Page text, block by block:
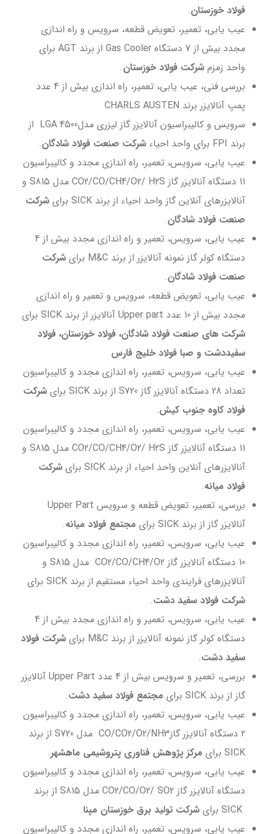
فولاد خوزستان.
عیب یابی، تعمیر، تعویض قطعه، سرویس و راه اندازی
مجدد بیش از 7 دستگاه Gas Cooler از برند AGT برای
واحد زمزم شرکت فولاد خوزستان.
بررسی فنی، عیب یابی، تعمیر، راه اندازی بیش از 4 عدد
پمپ آنالایزر برند CHARLS AUSTEN
سرویس و کالیبراسیون آنالایزر گاز لیزری مدلLGA 4500 از
برند FPI برای واحد احیاء
شرکت صنعت فولاد شادگان.
عیب یابی، سرویس، تعمیر، راه اندازی مجدد و کالیبراسیون
11 دستگاه آنالایزر گاز CO2/CO/CH4/O2/ H2S مدل S815 و
آنالایزرهای آنلاین گاز واحد احیاء از برند SICK برای
شرکت
صنعت فولاد شادگان.
عیب یابی، سرویس، تعمیر و راه اندازی مجدد بیش از 4
دستگاه کولر گاز نمونه آنالایزر از برند M&C برای
شرکت
صنعت فولاد شادگان.
عیب یابی، تعویض قطعه، سرویس و تعمیر و راه اندازی
مجدد بیش از 10 عدد Upper part آنالایزر از برند SICK برای
شرکت های صنعت فولاد شادگان، فولاد خوزستان، فولاد
سفیددشت و صبا فولاد خلیج فارس
عیب یابی، سرویس، تعمیر، راه اندازی مجدد و کالیبراسیون
تعداد 28 دستگاه آنالایزر گاز S720 از برند SICK برای
شرکت
فولاد کاوه جنوب کیش.
عیب یابی، سرویس، تعمیر، راه اندازی مجدد و کالیبراسیون
11 دستگاه آنالایزر گاز CO2/CO/CH4/O2/ H2S مدل S815 و
آنالایزرهای آنلاین واحد احیاء از برند SICK برای
شرکت
فولاد میانه.
بررسی، تعمیر، تعویض قطعه و سرویس Upper Part
آنالایزر گاز از برند SICK برای
مجتمع فولاد میانه.
عیب یابی، سرویس، تعمیر، راه اندازی مجدد و کالیبراسیون
10 دستگاه آنالایزر گاز CO2/CO/CH4/O2 مدل S815 و
آنالایزرهای فرایندی واحد احیاء مستقیم از برند SICK برای
شرکت فولاد سفید دشت.
عیب یابی، سرویس، تعمیر و راه اندازی مجدد بیش از 4
دستگاه کولر گاز نمونه آنالایزر از برند M&C برای
شرکت فولاد
سفید دشت.
بررسی، تعمیر و سرویس بیش از 4 عدد Upper Part آنالایزر
گاز از برند SICK برای
مجتمع فولاد سفید دشت.
عیب یابی، سرویس، تعمیر، راه اندازی مجدد و کالیبراسیون
2 دستگاه آنالایزر گازCO/CO2/O2/NH3 مدل S720 از برند
SICK برای
مرکز پژوهش فناوری پتروشیمی ماهشهر.
عیب یابی، سرویس، تعمیر، راه اندازی مجدد و کالیبراسیون
دستگاه آنالایزر گاز CO2/CO/O2/ SO2 مدل S815 از برند
شرکت تولید برق خوزستان مپنا.
عیب یابی، سرویس، تعمیر، راه اندازی مجدد و کالیبراسیون